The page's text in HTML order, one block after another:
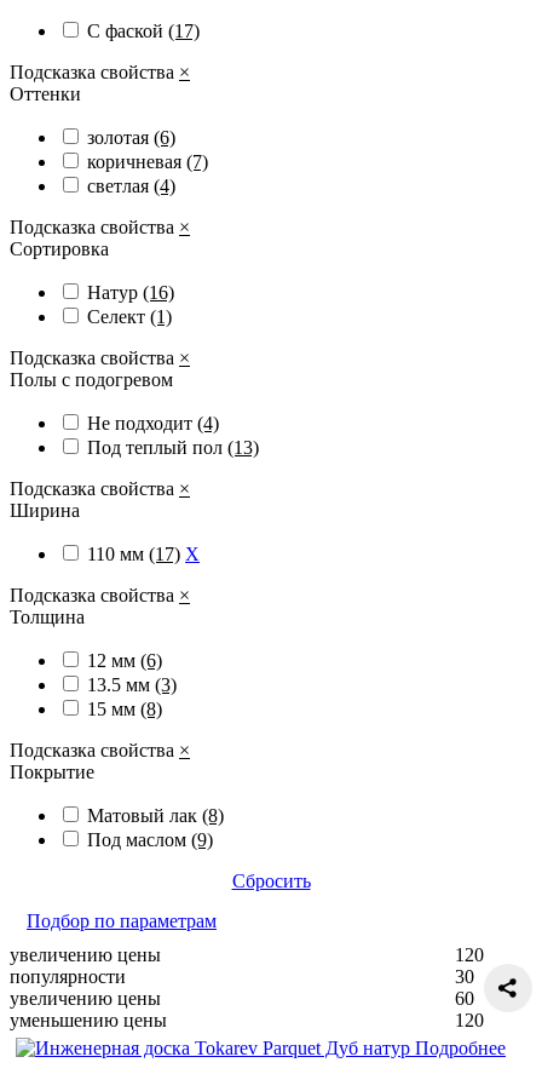
С фаской (17)
Подсказка свойства ×
Оттенки
золотая (6)
коричневая (7)
светлая (4)
Подсказка свойства ×
Сортировка
Натур (16)
Селект (1)
Подсказка свойства ×
Полы с подогревом
Не подходит (4)
Под теплый пол (13)
Подсказка свойства ×
Ширина
110 мм (17) X
Подсказка свойства ×
Толщина
12 мм (6)
13.5 мм (3)
15 мм (8)
Подсказка свойства ×
Покрытие
Матовый лак (8)
Под маслом (9)
Сбросить
Подбор по параметрам
увеличению цены
популярности
увеличению цены
уменьшению цены
120
30
60
120
Подробнее